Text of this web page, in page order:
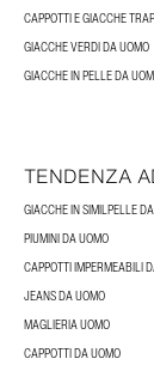
CAPPOTTI E GIACCHE
GIACCHE VERDI DA UOMO
GIACCHE IN PELLE DA
TENDENZA
GIACCHE IN SIMILPELLE
PIUMINI DA UOMO
CAPPOTTI IMPERMEABILI
JEANS DA UOMO
MAGLIERIA UOMO
CAPPOTTI DA UOMO